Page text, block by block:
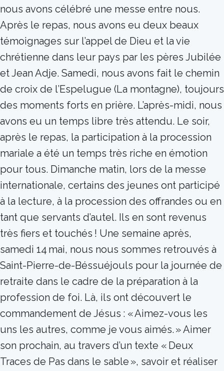
nous avons célébré une messe entre nous.
Après le repas, nous avons eu deux beaux
témoignages sur l’appel de Dieu et la vie
chrétienne dans leur pays par les pères Jubilée
et Jean Adje. Samedi, nous avons fait le chemin
de croix de l’Espelugue (La montagne), toujours
des moments forts en prière. L’après-midi, nous
avons eu un temps libre très attendu. Le soir,
après le repas, la participation à la procession
mariale a été un temps très riche en émotion
pour tous. Dimanche matin, lors de la messe
internationale, certains des jeunes ont participé
à la lecture, à la procession des offrandes ou en
tant que servants d’autel. Ils en sont revenus
très fiers et touchés ! Une semaine après,
samedi 14 mai, nous nous sommes retrouvés à
Saint-Pierre-de-Béssuéjouls pour la journée de
retraite dans le cadre de la préparation à la
profession de foi. Là, ils ont découvert le
commandement de Jésus : « Aimez-vous les
uns les autres, comme je vous aimés. » Aimer
son prochain, au travers d’un texte « Deux
Traces de Pas dans le sable », savoir et réaliser